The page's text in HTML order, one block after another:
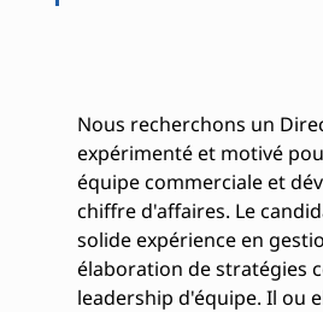
Nous recherchons un
expérimenté et motivé
équipe commerciale et
chiffre d'affaires. Le
solide expérience en
élaboration de stratégies
leadership d'équipe. Il ou